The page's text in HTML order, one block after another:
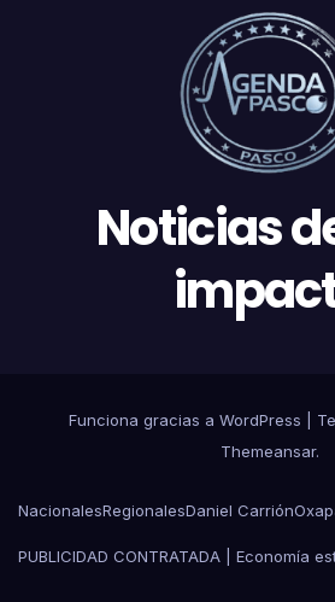
Noticias
Funciona gracias a WordPress
Themeansar.
NacionalesRegionalesDaniel Carrión
PUBLICIDAD CONTRATADA | Economía